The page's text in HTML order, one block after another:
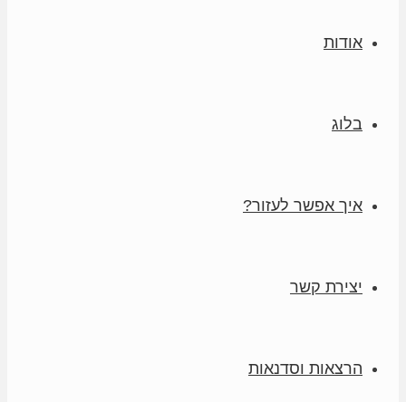
אודות
בלוג
איך אפשר לעזור?
יצירת קשר
הרצאות וסדנאות